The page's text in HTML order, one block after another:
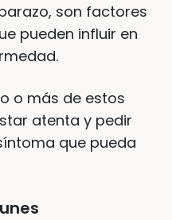
son factores
pueden influir en
o más de estos
atenta y pedir
que pueda